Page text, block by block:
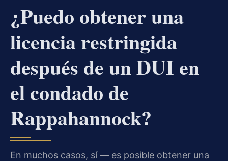
¿Puedo obtener una
licencia restringida
después de un DUI en
el condado de
Rappahannock?
En muchos casos, sí — es posible obtener una